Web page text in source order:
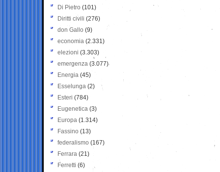
Di Pietro (101)
Diritti civili (276)
don Gallo (9)
economia (2.331)
elezioni (3.303)
emergenza (3.077)
Energia (45)
Esselunga (2)
Esteri (784)
Eugenetica (3)
Europa (1.314)
Fassino (13)
federalismo (167)
Ferrara (21)
Ferretti (6)